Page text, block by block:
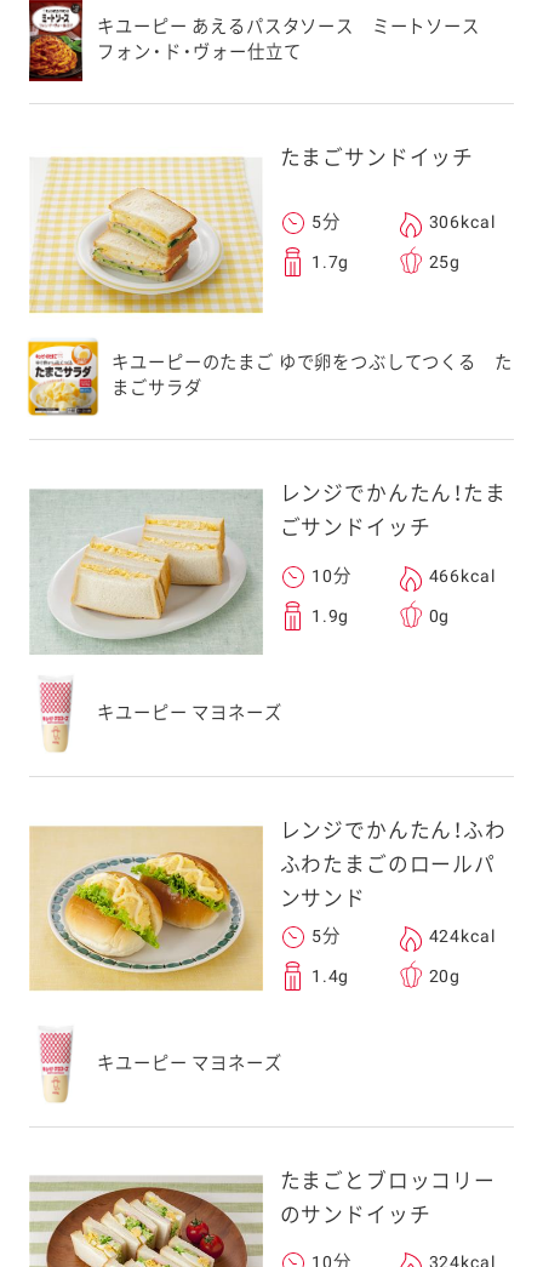
キユーピー あえるパスタソース ミートソース
フォン・ド・ヴォー仕立て
たまごサンドイッチ
5分 306kcal
1.7g 25g
キユーピーのたまご ゆで卵をつぶしてつくる た
まごサラダ
レンジでかんたん！たま
ごサンドイッチ
10分 466kcal
1.9g 0g
キユーピー マヨネーズ
レンジでかんたん！ふわ
ふわたまごのロールパ
ンサンド
5分 424kcal
1.4g 20g
キユーピー マヨネーズ
たまごとブロッコリー
のサンドイッチ
10分 324kcal